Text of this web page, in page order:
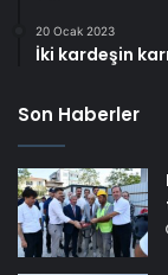
20 Ocak 2023
İki kardeşin
Son Haberler